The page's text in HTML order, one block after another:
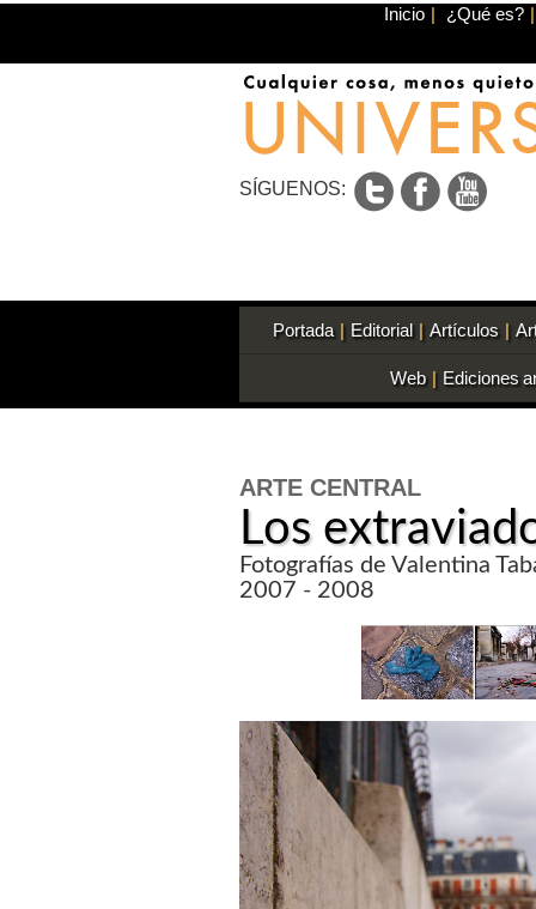
Inicio | ¿Qué es? |
SÍGUENOS:
Portada | Editorial | Artículos |
Web | Ediciones
ARTE CENTRAL
Los
Fotografías de Valentina
2007 - 2008